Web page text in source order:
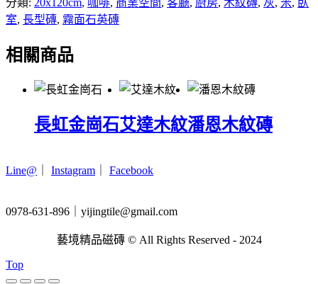
室, 長型磚, 霧面石英磚
相關商品
長虹金崗石艾達木紋潘恩木紋磚
Line@ Instagram Facebook
0978-631-896｜yijingtile@gmail.com
藝境精品磁磚 © All Rights Reserved - 2024
Top